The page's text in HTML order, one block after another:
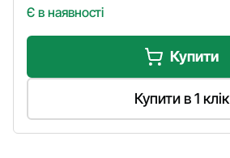
Є в наявності
Купити
Купити в 1 клік